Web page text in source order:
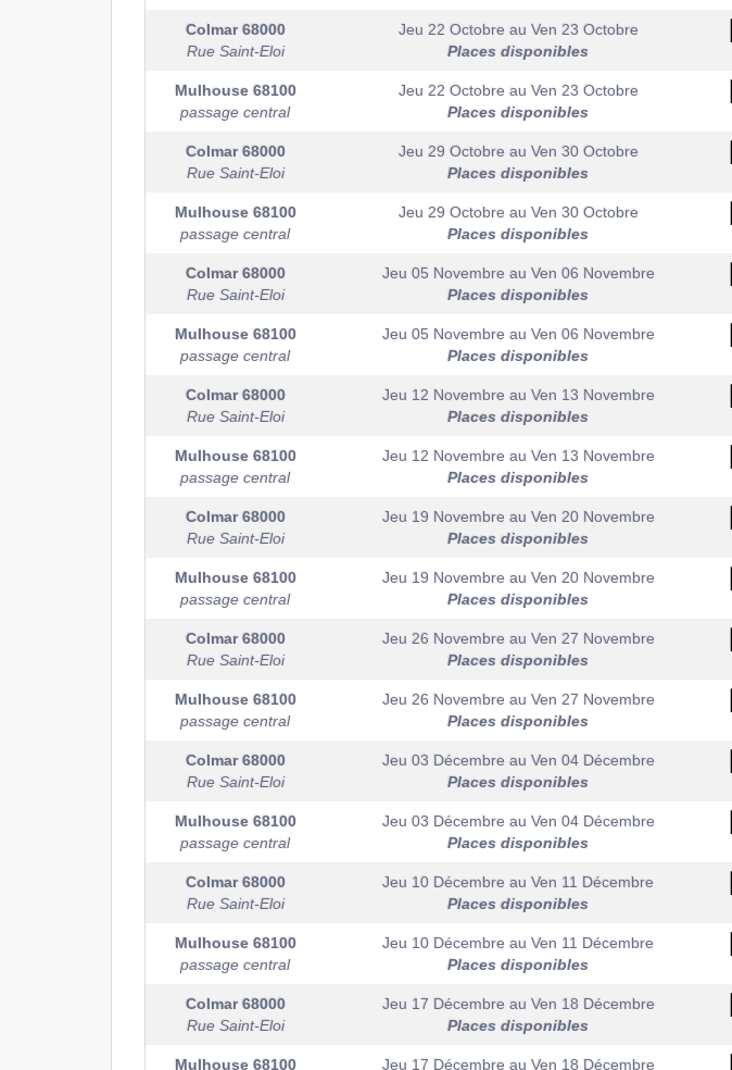
Colmar68000
Rue Saint-Eloi
Jeu 22 Octobre au Ven 23 Octobre
Places disponibles
Mulhouse 68100
passage central
Jeu 22 Octobre au Ven 23 Octobre
Places disponibles
Colmar68000
Rue Saint-Eloi
Jeu 29 Octobre au Ven 30 Octobre
Places disponibles
Mulhouse 68100
passage central
Jeu 29 Octobre au Ven 30 Octobre
Places disponibles
Colmar68000
Rue Saint-Eloi
Jeu 05 Novembre au Ven 06 Novembre
Places disponibles
Mulhouse 68100
passage central
Jeu 05 Novembre au Ven 06 Novembre
Places disponibles
Colmar68000
Rue Saint-Eloi
Jeu 12 Novembre au Ven 13 Novembre
Places disponibles
Mulhouse 68100
passage central
Jeu 12 Novembre au Ven 13 Novembre
Places disponibles
Colmar68000
Rue Saint-Eloi
Jeu 19 Novembre au Ven 20 Novembre
Places disponibles
Mulhouse 68100
passage central
Jeu 19 Novembre au Ven 20 Novembre
Places disponibles
Colmar68000
Rue Saint-Eloi
Jeu 26 Novembre au Ven 27 Novembre
Places disponibles
Mulhouse 68100
passage central
Jeu 26 Novembre au Ven 27 Novembre
Places disponibles
Colmar68000
Rue Saint-Eloi
Jeu 03 Décembre au Ven 04 Décembre
Places disponibles
Mulhouse 68100
passage central
Jeu 03 Décembre au Ven 04 Décembre
Places disponibles
Colmar68000
Rue Saint-Eloi
Jeu 10 Décembre au Ven 11 Décembre
Places disponibles
Mulhouse 68100
passage central
Jeu 10 Décembre au Ven 11 Décembre
Places disponibles
Colmar68000
Rue Saint-Eloi
Jeu 17 Décembre au Ven 18 Décembre
Places disponibles
Mulhouse 68100
Jeu 17 Décembre au Ven 18 Décembre